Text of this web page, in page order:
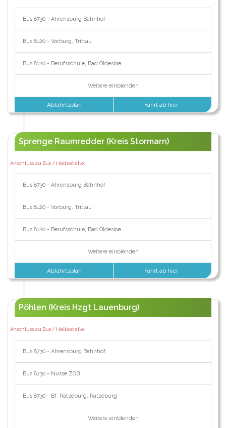
Bus 8730 - Ahrensburg Bahnhof
Bus 8120 - Vorburg, Trittau
Bus 8120 - Berufsschule, Bad Oldesloe
Weitere einblenden
Abfahrtsplan Fahrt ab hier
Sprenge Raumredder (Kreis Stormarn)
Anschluss zu Bus / Haltestelle:
Bus 8730 - Ahrensburg Bahnhof
Bus 8120 - Vorburg, Trittau
Bus 8120 - Berufsschule, Bad Oldesloe
Weitere einblenden
Abfahrtsplan Fahrt ab hier
Pöhlen (Kreis Hzgt Lauenburg)
Anschluss zu Bus / Haltestelle:
Bus 8730 - Ahrensburg Bahnhof
Bus 8730 - Nusse ZOB
Bus 8730 - Bf. Ratzeburg, Ratzeburg
Weitere einblenden